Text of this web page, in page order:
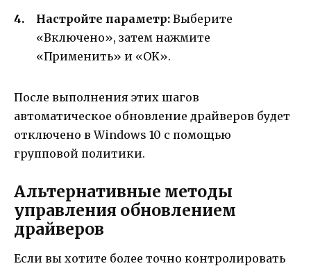
Настройте параметр: Выберите
«Включено», затем нажмите
«Применить» и «OK».
После выполнения этих шагов
автоматическое обновление драйверов будет
отключено в Windows 10 с помощью
групповой политики.
Альтернативные методы
управления обновлением
драйверов
Если вы хотите более точно контролировать